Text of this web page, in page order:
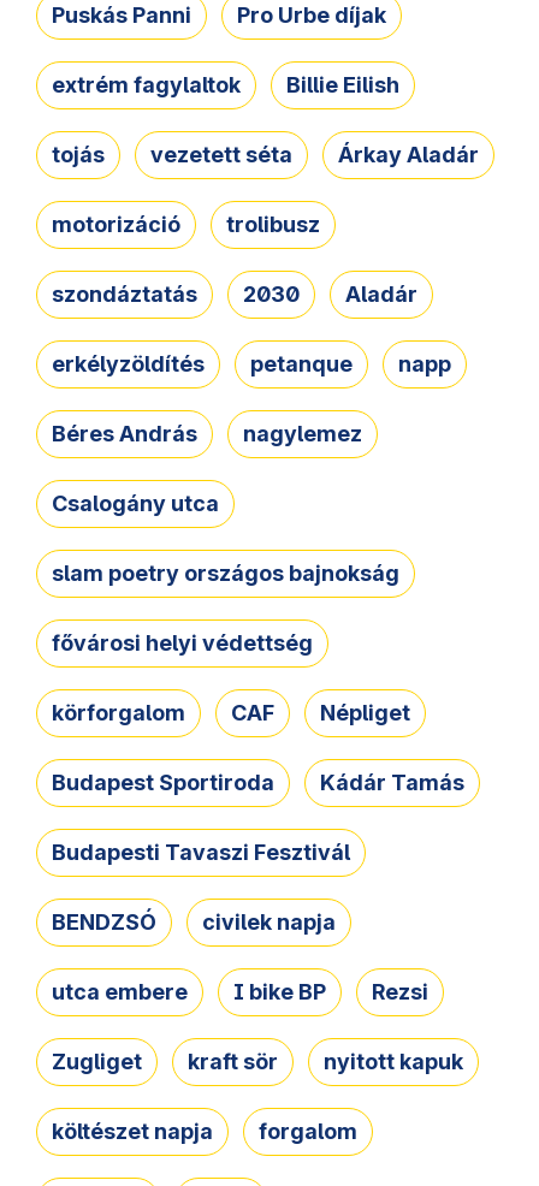
Puskás Panni Pro Urbe díjak
extrém fagylaltok Billie Eilish
tojás vezetett séta Árkay Aladár
motorizáció trolibusz
szondáztatás 2030 Aladár
erkélyzöldítés petanque napp
Béres András nagylemez
Csalogány utca
slam poetry országos bajnokság
fővárosi helyi védettség
körforgalom CAF Népliget
Budapest Sportiroda Kádár Tamás
Budapesti Tavaszi Fesztivál
BENDZSÓ civilek napja
utca embere I bike BP Rezsi
Zugliget kraft sör nyitott kapuk
költészet napja forgalom